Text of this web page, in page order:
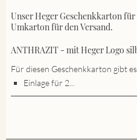
Unser Heger Geschenkkarton für
Umkarton für den Versand.
ANTHRAZIT - mit Heger Logo
Für diesen Geschenkkarton gibt
Einlage für 2...